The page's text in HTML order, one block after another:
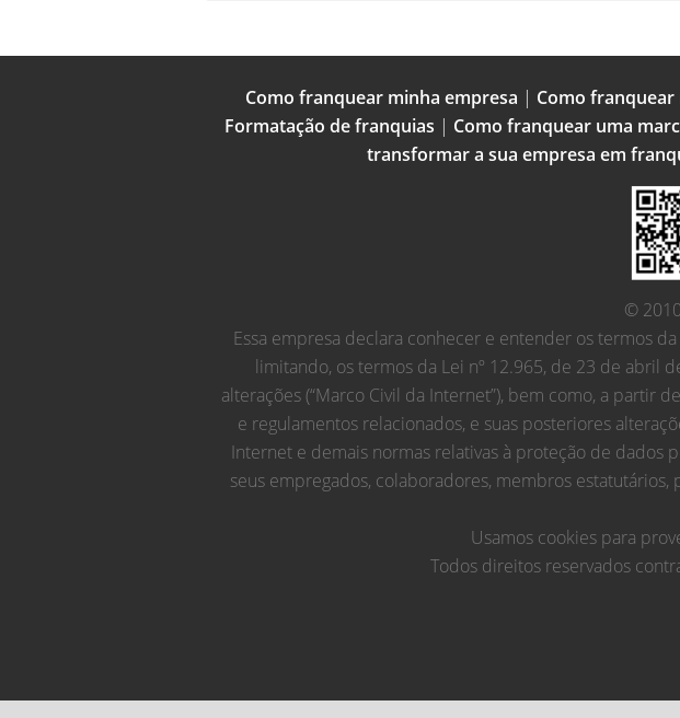
Como franquear minha empresa | Como franquear
Formatação de franquias | Como franquear uma
transformar a sua empresa em
©
Essa empresa declara conhecer e entender os termos
limitando, os termos da Lei nº 12.965, de 23 de abril
alterações (“Marco Civil da Internet”), bem como, a partir
e regulamentos relacionados, e suas posteriores
Internet e demais normas relativas à proteção de dados
seus empregados, colaboradores, membros
Usamos cookies para
Todos direitos reservados